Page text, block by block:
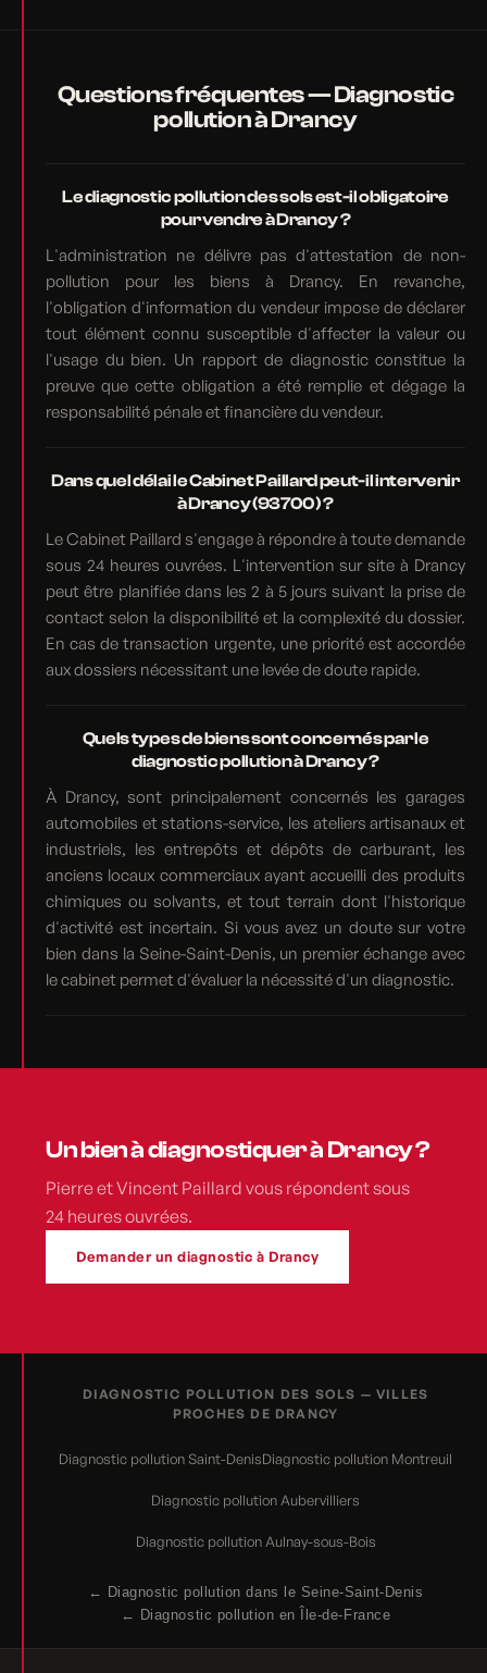
Questions fréquentes — Diagnostic
pollution à Drancy
Le diagnostic pollution des sols est-il obligatoire
pour vendre à Drancy ?
L'administration ne délivre pas d'attestation de non-
pollution pour les biens à Drancy. En revanche,
l'obligation d'information du vendeur impose de déclarer
tout élément connu susceptible d'affecter la valeur ou
l'usage du bien. Un rapport de diagnostic constitue la
preuve que cette obligation a été remplie et dégage la
responsabilité pénale et financière du vendeur.
Dans quel délai le Cabinet Paillard peut-il intervenir
à Drancy (93700) ?
Le Cabinet Paillard s'engage à répondre à toute demande
sous 24 heures ouvrées. L'intervention sur site à Drancy
peut être planifiée dans les 2 à 5 jours suivant la prise de
contact selon la disponibilité et la complexité du dossier.
En cas de transaction urgente, une priorité est accordée
aux dossiers nécessitant une levée de doute rapide.
Quels types de biens sont concernés par le
diagnostic pollution à Drancy ?
À Drancy, sont principalement concernés les garages
automobiles et stations-service, les ateliers artisanaux et
industriels, les entrepôts et dépôts de carburant, les
anciens locaux commerciaux ayant accueilli des produits
chimiques ou solvants, et tout terrain dont l'historique
d'activité est incertain. Si vous avez un doute sur votre
bien dans la Seine-Saint-Denis, un premier échange avec
le cabinet permet d'évaluer la nécessité d'un diagnostic.
Un bien à diagnostiquer à Drancy ?
Pierre et Vincent Paillard vous répondent sous
24 heures ouvrées.
Demander un diagnostic à Drancy
DIAGNOSTIC POLLUTION DES SOLS — VILLES
PROCHES DE DRANCY
Diagnostic pollution Saint-DenisDiagnostic pollution Montreuil
Diagnostic pollution Aubervilliers
Diagnostic pollution Aulnay-sous-Bois
← Diagnostic pollution dans le Seine-Saint-Denis
← Diagnostic pollution en Île-de-France